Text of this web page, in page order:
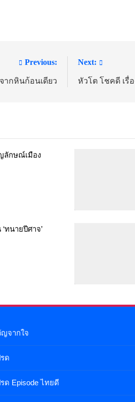
Previous:
ากหินก้อนเดียว
Next:
หัวโต โชคดี เรื่
ญลักษณ์เมือง
ทนายปีศาจ’
จากใจ
ด
ด Episode ไทยดี